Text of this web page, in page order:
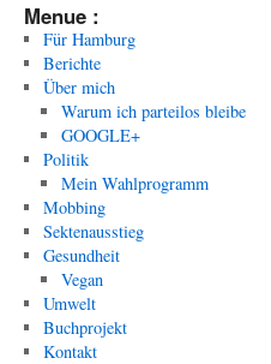
Menue :
Für Hamburg
Berichte
Über mich
Warum ich parteilos bleibe
GOOGLE+
Politik
Mein Wahlprogramm
Mobbing
Sektenausstieg
Gesundheit
Vegan
Umwelt
Buchprojekt
Kontakt